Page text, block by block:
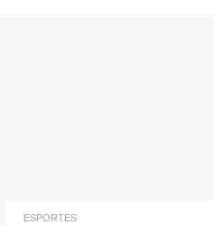
ESPORTES